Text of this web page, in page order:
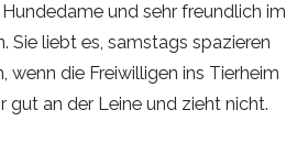
und sehr freundlich im
Sie liebt es, samstags spazieren
wenn die Freiwilligen ins Tierheim
gut an der Leine und zieht nicht.